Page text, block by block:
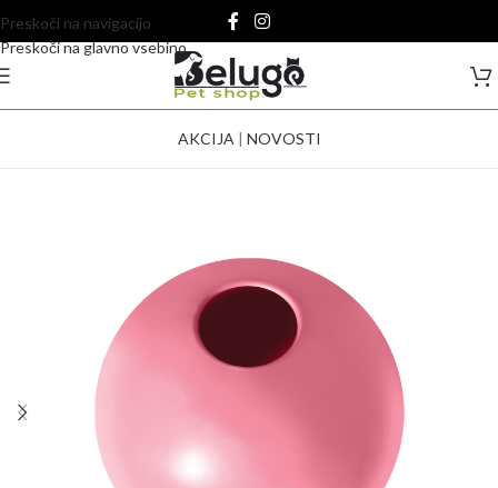
Preskoči na navigacijo
Preskoči na glavno vsebino
AKCIJA | NOVOSTI